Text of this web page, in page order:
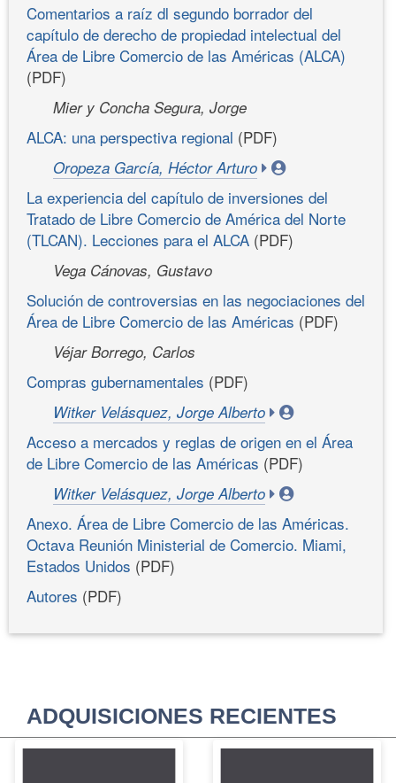
Comentarios a raíz dl segundo borrador del
capítulo de derecho de propiedad intelectual del
Área de Libre Comercio de las Américas (ALCA)
(PDF)
Mier y Concha Segura, Jorge
ALCA: una perspectiva regional (PDF)
Oropeza García, Héctor Arturo
La experiencia del capítulo de inversiones del
Tratado de Libre Comercio de América del Norte
(TLCAN). Lecciones para el ALCA (PDF)
Vega Cánovas, Gustavo
Solución de controversias en las negociaciones del
Área de Libre Comercio de las Américas (PDF)
Véjar Borrego, Carlos
Compras gubernamentales (PDF)
Witker Velásquez, Jorge Alberto
Acceso a mercados y reglas de origen en el Área
de Libre Comercio de las Américas (PDF)
Witker Velásquez, Jorge Alberto
Anexo. Área de Libre Comercio de las Américas.
Octava Reunión Ministerial de Comercio. Miami,
Estados Unidos (PDF)
Autores (PDF)
ADQUISICIONES RECIENTES